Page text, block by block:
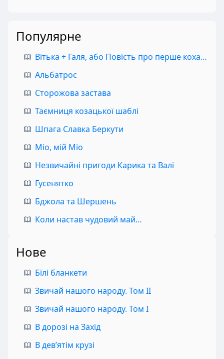
Популярне
Вітька + Галя, або Повість про перше кохання
Альбатрос
Сторожова застава
Таємниця козацької шаблі
Шпага Славка Беркути
Міо, мій Міо
Незвичайні пригоди Карика та Валі
Гусенятко
Бджола та Шершень
Коли настав чудовий май…
Нове
Білі бланкети
Звичай нашого народу. Том II
Звичай нашого народу. Том I
В дорозі на Захід
В дев’ятім крузі